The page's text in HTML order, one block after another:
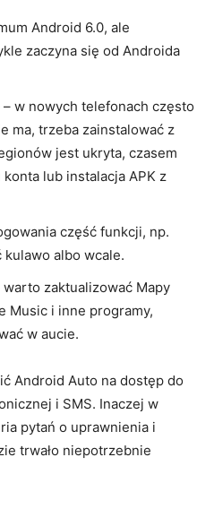
Android 6.0, ale
zaczyna się od Androida
– w nowych telefonach często
ma, trzeba zainstalować z
jest ukryta, czasem
lub instalacja APK z
część funkcji, np.
kulawo albo wcale.
warto zaktualizować Mapy
Music i inne programy,
w aucie.
Android Auto na dostęp do
i SMS. Inaczej w
pytań o uprawnienia i
trwało niepotrzebnie